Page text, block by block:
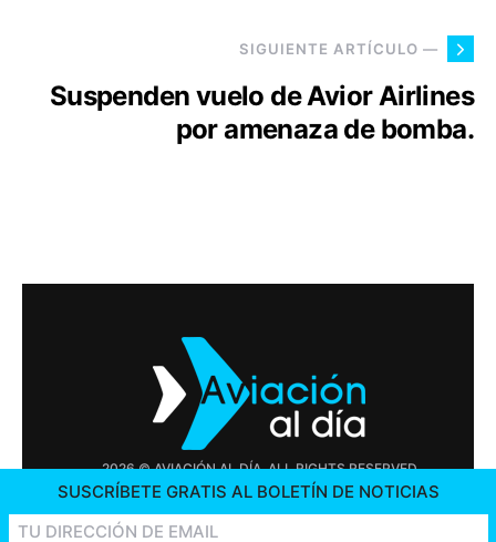
SIGUIENTE ARTÍCULO —
Suspenden vuelo de Avior Airlines
por amenaza de bomba.
2026 © AVIACIÓN AL DÍA. ALL RIGHTS RESERVED
OFERTAS DE TRABAJO
SUSCRÍBETE GRATIS AL BOLETÍN DE NOTICIAS